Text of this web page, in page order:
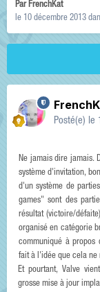
ParFrenchKat
le 10 décembre 2013
Posté(e) le
Ne jamais dire jamais.
système d'invitation,
d'un système de
games" sont des
résultat (victoire/
organisé en catégorie
communiqué à propos
fait à l'idée que cela ne
Et pourtant, Valve
grosse mise à jour